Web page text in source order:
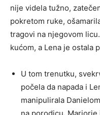
nije videla tužno,
pokretom ruke,
tragovi na njegovom
kućom, a Lena je ostala
U tom trenutku,
počela da napada i
manipulirala